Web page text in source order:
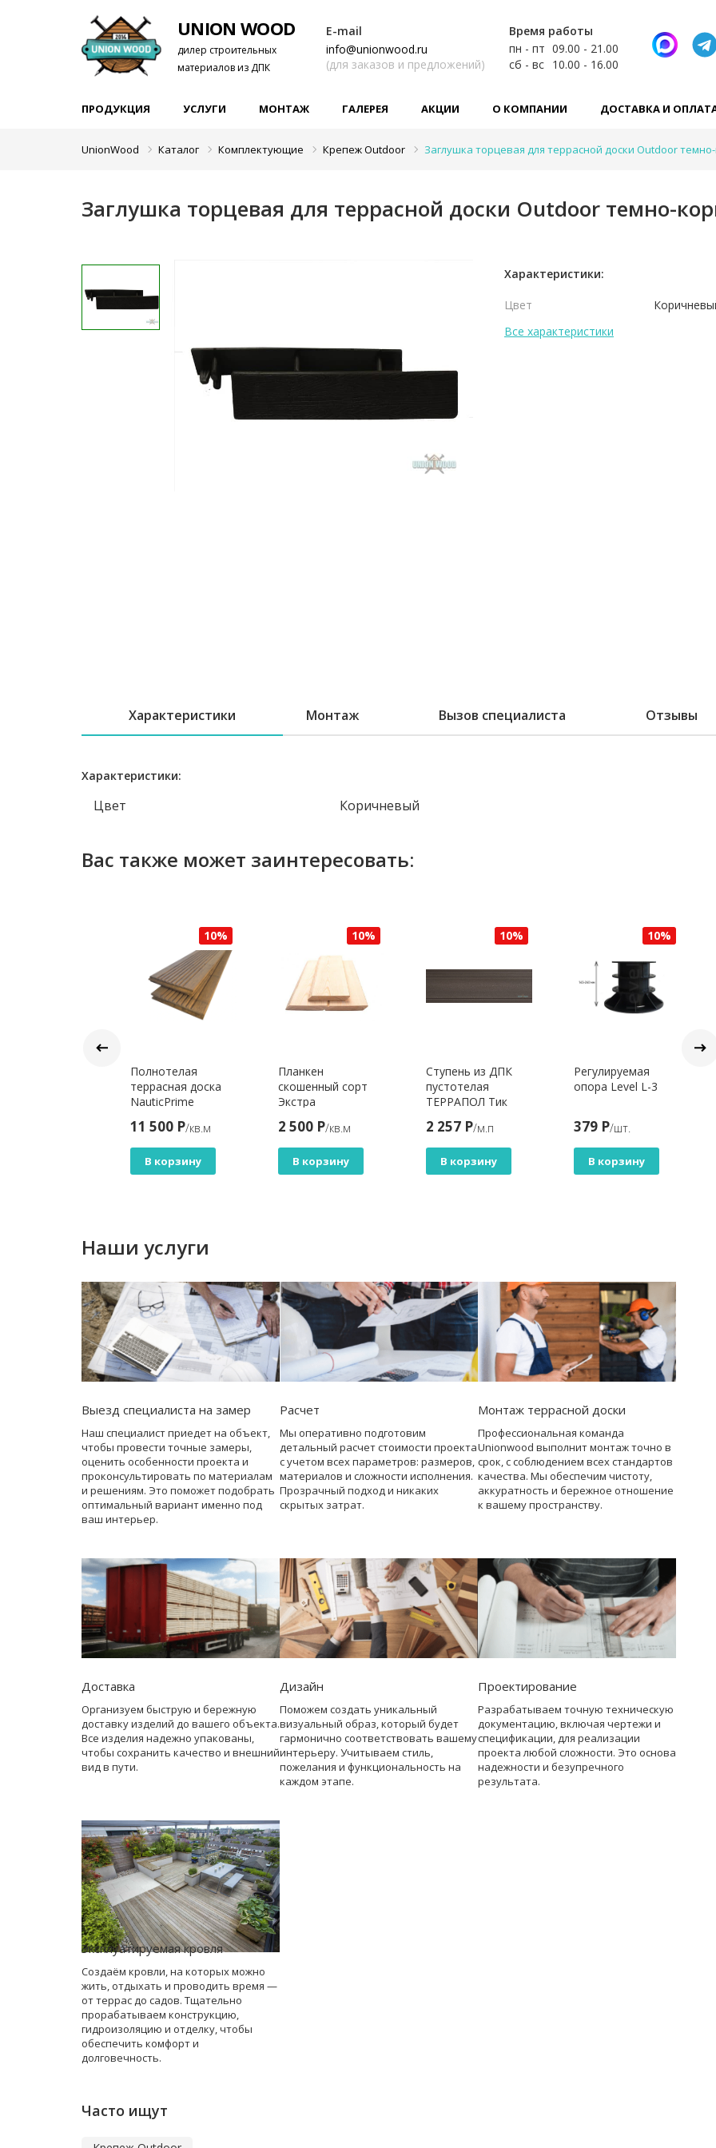
UNION WOOD
дилер строительных
материалов из ДПК
Время работы
пн - пт 09.00 - 21.00
сб - вс 10.00 - 16.00
E-mail
info@unionwood.ru
(для заказов и предложений)
ПРОДУКЦИЯ УСЛУГИ МОНТАЖ ГАЛЕРЕЯ АКЦИИ О КОМПАНИИ ДОСТАВКА И
UnionWood Каталог Комплектующие Крепеж Outdoor Заглушка торцевая для террасной доски Outdoor
Заглушка торцевая для террасной доски Outdoor темно-
Характеристики:
Цвет
Все характеристики
Характеристики Монтаж Вызов специалиста Отзывы
Характеристики:
Цвет Коричневый
Вас также может заинтересовать:
10%
Полнотелая
террасная доска
NauticPrime
140*20*2200мм
11 500 Р/кв.м
В корзину
10%
Планкен
скошенный сорт
Экстра
2 500 Р/кв.м
В корзину
10%
Ступень из ДПК
пустотелая
ТЕРРАПОЛ Тик
2 257 Р/м.п
В корзину
10%
Регулируемая
опора Level L-3
379 Р/шт.
В корзину
Наши услуги
Выезд специалиста на замер
Наш специалист приедет на объект,
чтобы провести точные замеры,
оценить особенности проекта и
проконсультировать по материалам
и решениям. Это поможет подобрать
оптимальный вариант именно под
ваш интерьер.
Расчет
Мы оперативно подготовим
детальный расчет стоимости проекта
с учетом всех параметров: размеров,
материалов и сложности исполнения.
Прозрачный подход и никаких
скрытых затрат.
Монтаж террасной доски
Профессиональная команда
Unionwood выполнит монтаж точно в
срок, с соблюдением всех стандартов
качества. Мы обеспечим чистоту,
аккуратность и бережное отношение
к вашему пространству.
Доставка
Организуем быструю и бережную
доставку изделий до вашего объекта.
Все изделия надежно упакованы,
чтобы сохранить качество и внешний
вид в пути.
Дизайн
Поможем создать уникальный
визуальный образ, который будет
гармонично соответствовать вашему
интерьеру. Учитываем стиль,
пожелания и функциональность на
каждом этапе.
Проектирование
Разрабатываем точную техническую
документацию, включая чертежи и
спецификации, для реализации
проекта любой сложности. Это основа
надежности и безупречного
результата.
Эксплуатируемая кровля
Создаём кровли, на которых можно
жить, отдыхать и проводить время —
от террас до садов. Тщательно
прорабатываем конструкцию,
гидроизоляцию и отделку, чтобы
обеспечить комфорт и
долговечность.
Часто ищут